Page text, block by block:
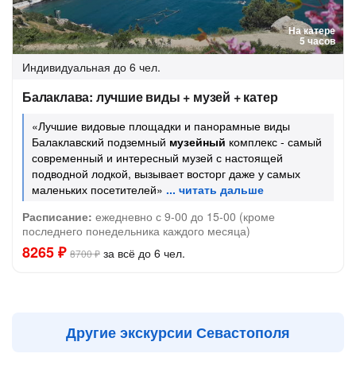
На катере
5 часов
Индивидуальная до 6 чел.
Балаклава: лучшие виды + музей + катер
«Лучшие видовые площадки и панорамные виды
Балаклавский подземный музейный комплекс - самый
современный и интересный музей с настоящей
подводной лодкой, вызывает восторг даже у самых
маленьких посетителей»
Расписание: ежедневно с 9-00 до 15-00 (кроме
последнего понедельника каждого месяца)
8265 ₽ 8700 ₽ за всё до 6 чел.
Другие экскурсии Севастополя